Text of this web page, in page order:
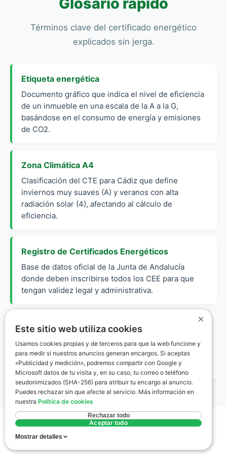
Términos clave del certificado energético
explicados sin jerga.
Etiqueta energética
Documento gráfico que indica el nivel de eficiencia
de un inmueble en una escala de la A a la G,
basándose en el consumo de energía y emisiones
de CO2.
Zona Climática A4
Clasificación del CTE para Cádiz que define
inviernos muy suaves (A) y veranos con alta
radiación solar (4), afectando al cálculo de
eficiencia.
Registro de Certificados Energéticos
Base de datos oficial de la Junta de Andalucía
donde deben inscribirse todos los CEE para que
tengan validez legal y administrativa.
Envolvente térmica
Conjunto de cerramientos (muros, ventanas, suelos
y techos) que separan el interior habitable de una
vivienda del ambiente exterior.
×
Este sitio web utiliza cookies
Usamos cookies propias y de terceros para que la web funcione y
para medir si nuestros anuncios generan encargos. Si aceptas
«Publicidad y medición», podremos compartir con Google y
Microsoft datos de tu visita y, en su caso, tu correo o teléfono
seudonimizados (SHA-256) para atribuir tu encargo al anuncio.
Puedes rechazar sin que afecte al servicio. Más información en
nuestra Política de cookies
Rechazar todo
Aceptar todo
Mostrar detalles